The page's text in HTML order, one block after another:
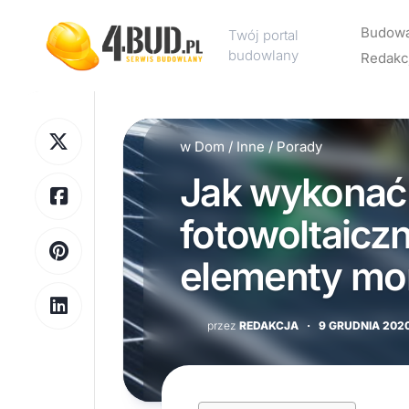
content
Twój portal
budowlany
wDom / Inne / Porady
Jak
elementy
przezREDAKCJA · 9 GRUDNIA